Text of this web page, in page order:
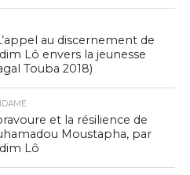
au discernement de
Lô envers la jeunesse
Touba 2018)
et la résilience de
Moustapha, par
Lô